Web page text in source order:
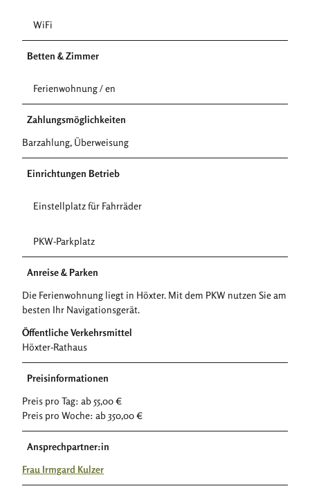
WiFi
Betten & Zimmer
Ferienwohnung / en
Zahlungsmöglichkeiten
Barzahlung, Überweisung
Einrichtungen Betrieb
Einstellplatz für Fahrräder
PKW-Parkplatz
Anreise & Parken
Die Ferienwohnung liegt in Höxter. Mit dem PKW nutzen Sie am
besten Ihr Navigationsgerät.
Öffentliche Verkehrsmittel
Höxter-Rathaus
Preisinformationen
Preis pro Tag: ab 55,00 €
Preis pro Woche: ab 350,00 €
Ansprechpartner:in
Frau Irmgard Kulzer